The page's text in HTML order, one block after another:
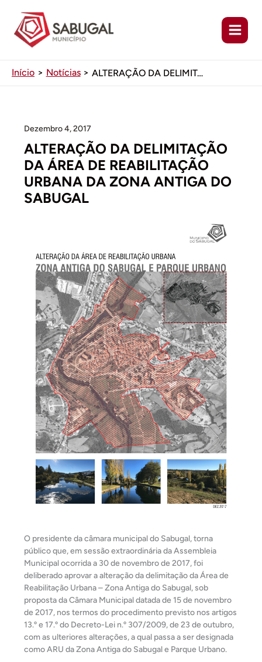
conteúdo
Início Notícias ALTERAÇÃO DA DELIMITAÇÃO DA ÁREA DE REABILITAÇÃO URBANA DA ZONA ANTIGA DO SABUGAL
Dezembro 4, 2017
ALTERAÇÃO DA DELIMITAÇÃO
DA ÁREA DE REABILITAÇÃO
URBANA DA ZONA ANTIGA DO
SABUGAL
O presidente da câmara municipal do Sabugal, torna
público que, em sessão extraordinária da Assembleia
Municipal ocorrida a 30 de novembro de 2017, foi
deliberado aprovar a alteração da delimitação da Área de
Reabilitação Urbana – Zona Antiga do Sabugal, sob
proposta da Câmara Municipal datada de 15 de novembro
de 2017, nos termos do procedimento previsto nos artigos
13.º e 17.º do Decreto-Lei n.º 307/2009, de 23 de outubro,
com as ulteriores alterações, a qual passa a ser designada
como ARU da Zona Antiga do Sabugal e Parque Urbano.